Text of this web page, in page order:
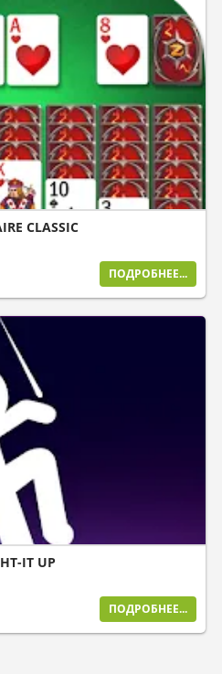
CLASSIC
ПОДРОБНЕЕ...
IT UP
ПОДРОБНЕЕ...